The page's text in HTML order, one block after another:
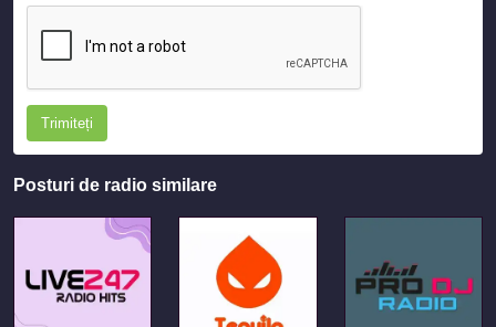
Trimiteți
Posturi de radio similare